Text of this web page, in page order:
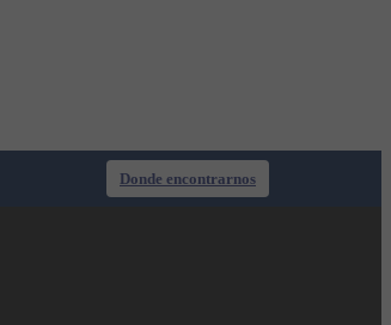
Donde encontrarnos